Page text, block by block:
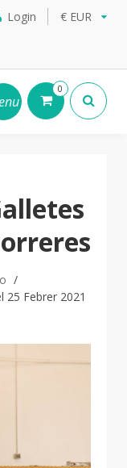
Login € EUR
0
25 Febrer 2021